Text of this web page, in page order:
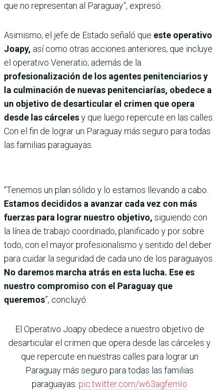
que no representan al Paraguay”, expresó.
Asimismo, el jefe de Estado señaló que este operativo
Joapy, así como otras acciones anteriores, que incluye
el operativo Veneratio; además de la
profesionalización de los agentes penitenciarios y
la culminación de nuevas penitenciarías, obedece a
un objetivo de desarticular el crimen que opera
desde las cárcelesy que luego repercute en las calles.
Con el fin de lograr un Paraguay más seguro para todas
las familias paraguayas.
“Tenemos un plan sólido y lo estamos llevando a cabo.
Estamos decididos a avanzar cada vez con más
fuerzas para lograr nuestro objetivo, siguiendo con
la línea de trabajo coordinado, planificado y por sobre
todo, con el mayor profesionalismo y sentido del deber
para cuidar la seguridad de cada uno de los paraguayos.
No daremos marcha atrás en esta lucha. Ese es
nuestro compromiso con el Paraguay que
queremos”, concluyó.
El Operativo Joapy obedece a nuestro objetivo de
desarticular el crimen que opera desde las cárceles y
que repercute en nuestras calles para lograr un
Paraguay más seguro para todas las familias
paraguayas. pic.twitter.com/w63agfemIo